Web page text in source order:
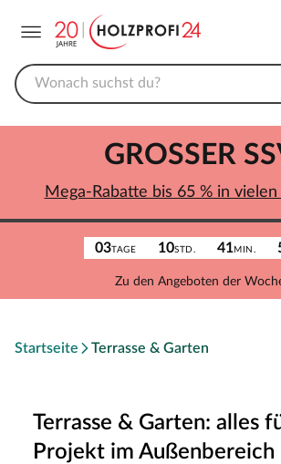
03TAGE 10STD. 41MIN.
Zu den Angeboten der
GROSSER
Mega-Rabatte bis 65 % in
Startseite Terrasse & Garten
Terrasse & Garten: alles
Projekt im Außenbereich